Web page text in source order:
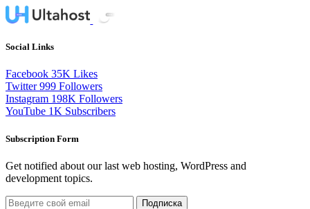
Social Links
Facebook 35K Likes
Twitter 999 Followers
Instagram 198K Followers
YouTube 1K Subscribers
Subscription Form
Get notified about our last web hosting, WordPress and
development topics.
Подписка